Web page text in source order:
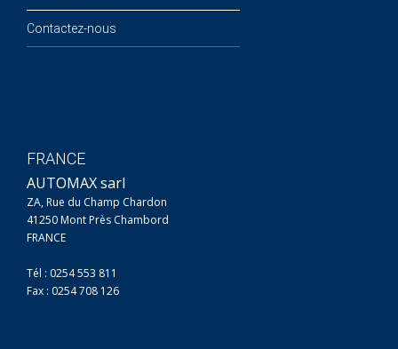
Contactez-nous
FRANCE
AUTOMAX sarl
ZA, Rue du Champ Chardon
41250 Mont Près Chambord
FRANCE
Tél : 0254 553 811
Fax : 0254 708 126